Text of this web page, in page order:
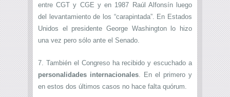
entre CGT y CGE y en 1987 Raúl Alfonsín luego
del levantamiento de los “carapintada”. En Estados
Unidos el presidente George Washington lo hizo
una vez pero sólo ante el Senado.
7. También el Congreso ha recibido y escuchado a
personalidades internacionales. En el primero y
en estos dos últimos casos no hace falta quórum.